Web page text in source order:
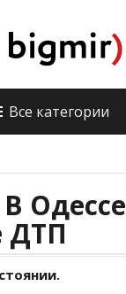
Все категории
Одессе
ДТП